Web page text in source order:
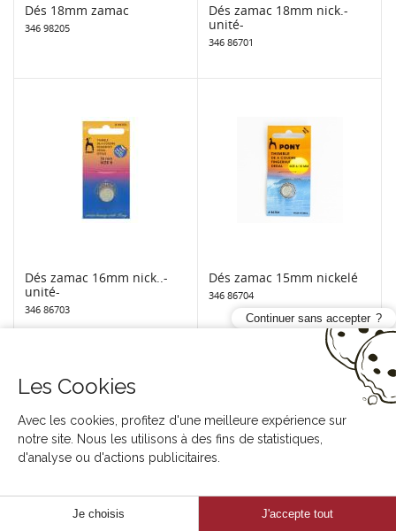
Dés 18mm zamac
346 98205
Dés zamac 18mm nick.-
unité-
346 86701
Dés zamac 16mm nick..-
unité-
346 86703
Dés zamac 15mm nickelé
346 86704
Continuer sans accepter
Les Cookies
Avec les cookies, profitez d'une meilleure expérience sur
notre site. Nous les utilisons à des fins de statistiques,
d'analyse ou d'actions publicitaires.
Je choisis J'accepte tout